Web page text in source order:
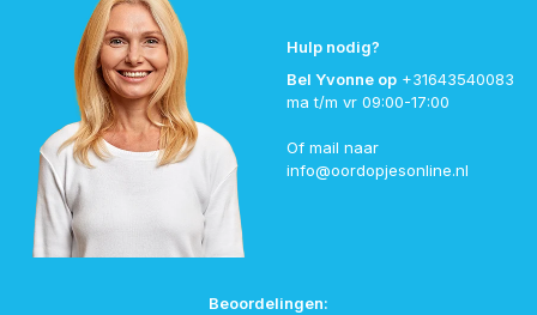
Hulp nodig?
Bel Yvonne op +31643540083
ma t/m vr 09:00-17:00
Of mail naar
info@oordopjesonline.nl
Beoordelingen: